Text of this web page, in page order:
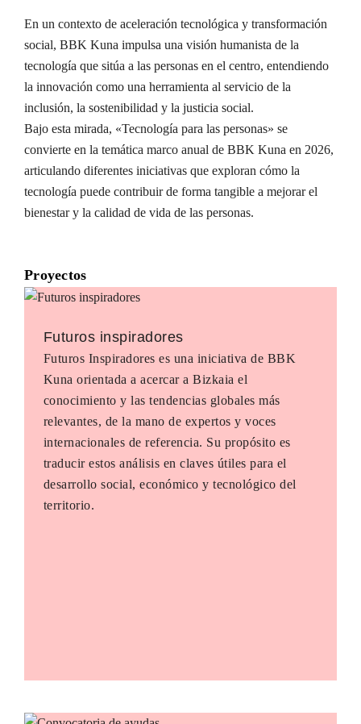
En un contexto de aceleración tecnológica y transformación
social, BBK Kuna impulsa una visión humanista de la
tecnología que sitúa a las personas en el centro, entendiendo
la innovación como una herramienta al servicio de la
inclusión, la sostenibilidad y la justicia social.
Bajo esta mirada, «Tecnología para las personas» se
convierte en la temática marco anual de BBK Kuna en 2026,
articulando diferentes iniciativas que exploran cómo la
tecnología puede contribuir de forma tangible a mejorar el
bienestar y la calidad de vida de las personas.
Proyectos
Futuros inspiradores
Futuros Inspiradores es una iniciativa de BBK
Kuna orientada a acercar a Bizkaia el
conocimiento y las tendencias globales más
relevantes, de la mano de expertos y voces
internacionales de referencia. Su propósito es
traducir estos análisis en claves útiles para el
desarrollo social, económico y tecnológico del
territorio.